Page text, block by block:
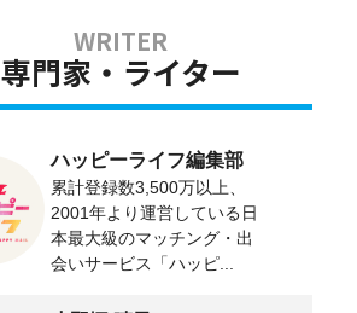
専門家・ライター
ハッピーライフ編集部
累計登録数3,500万以上、
2001年より運営している日
本最大級のマッチング・出
会いサービス「ハッピ...